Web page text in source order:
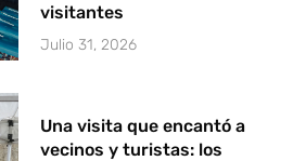
visitantes
Julio 31, 2026
Una visita que encantó a
vecinos y turistas: los